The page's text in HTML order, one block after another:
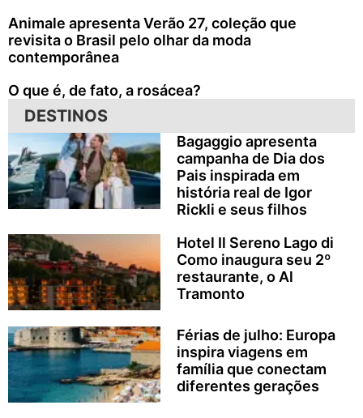
Animale apresenta Verão 27, coleção que
revisita o Brasil pelo olhar da moda
contemporânea
O que é, de fato, a rosácea?
DESTINOS
Bagaggio apresenta
campanha de Dia dos
Pais inspirada em
história real de Igor
Rickli e seus filhos
Hotel Il Sereno Lago di
Como inaugura seu 2º
restaurante, o Al
Tramonto
Férias de julho: Europa
inspira viagens em
família que conectam
diferentes gerações